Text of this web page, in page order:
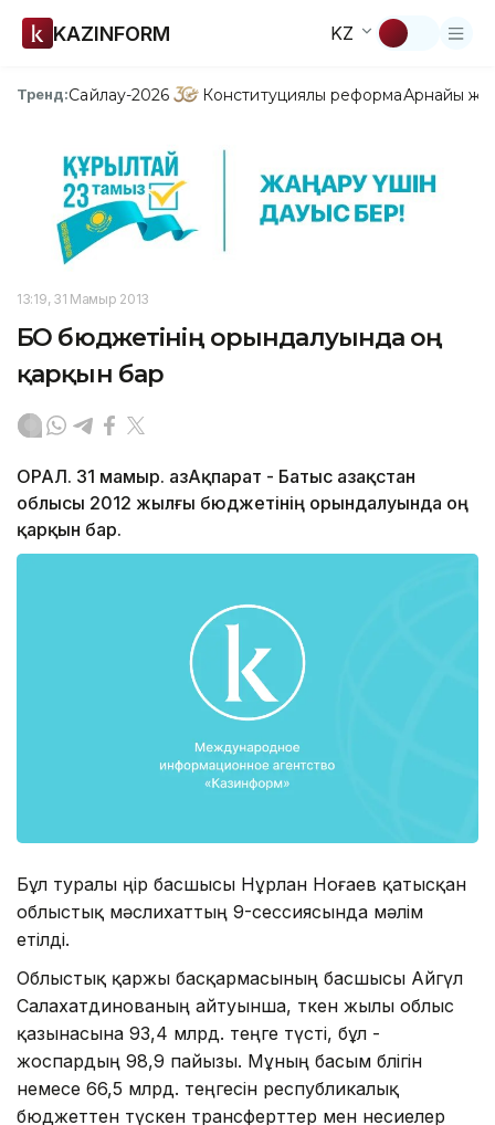
KAZINFORM KZ
Тренд:Сайлау-2026 Конституциялық реформаАрнайы
13:19, 31 Мамыр 2013
БҚО бюджетінің орындалуында оң
қарқын бар
ОРАЛ. 31 мамыр. ҚазАқпарат - Батыс Қазақстан
облысы 2012 жылғы бюджетінің орындалуында оң
қарқын бар.
Бұл туралы өңір басшысы Нұрлан Ноғаев қатысқан
облыстық мәслихаттың 9-сессиясында мәлім
етілді.
Облыстық қаржы басқармасының басшысы Айгүл
Салахатдинованың айтуынша, өткен жылы облыс
қазынасына 93,4 млрд. теңге түсті, бұл -
жоспардың 98,9 пайызы. Мұның басым бөлігін
немесе 66,5 млрд. теңгесін республикалық
бюджеттен түскен трансферттер мен несиелер